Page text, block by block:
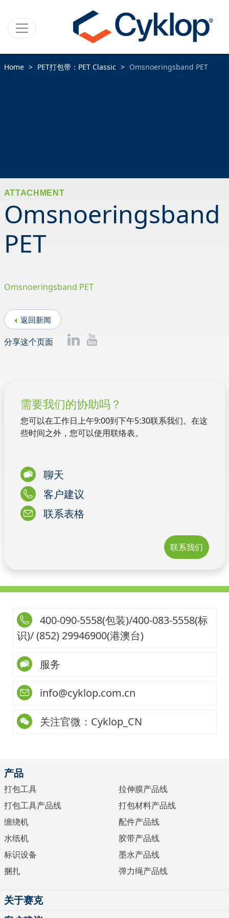
Home PET打包带：PET Classic Omsnoeringsband PET
ATTACHMENT
Omsnoeringsband
PET
Omsnoeringsband PET
返回新闻
分享这个页面
需要我们的协助吗？
您可以在工作日上午9:00到下午5:30联系我们。在这
些时间之外，您可以使用联络表。
聊天
客户建议
联系表格
联系我们
400-090-5558(包装)/400-083-5558(标
识)/ (852) 29946900(港澳台)
服务
info@cyklop.com.cn
关注官微：Cyklop_CN
产品
打包工具
打包工具产品线
缠绕机
水纸机
标识设备
捆扎
拉伸膜产品线
打包材料产品线
配件产品线
胶带产品线
墨水产品线
弹力绳产品线
关于赛克